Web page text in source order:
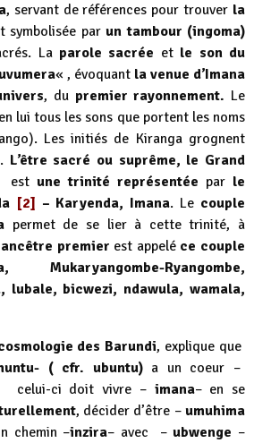
, servant de références pour trouver la
symbolisée parun tambour (ingoma)
Laparole sacrée et le son du
« , évoquant la venue d’Imana
, du premier rayonnement. Le
lui tous les sons que portent les noms
Les initiés de Kiranga grognent
L’être sacré ou suprême, le Grand
est une trinité représentée par le
[2] – Karyenda, Imana. Le couple
permet de se lier à cette trinité, à
ancêtre premier est appelé ce couple
Mukaryangombe-Ryangombe,
lubale, bicwezi, ndawula, wamala,
des Barundi, explique que
( cfr. ubuntu)a un coeur –
celui-ci doit vivre – imana– en se
, décider d’être –umuhima
chemin –inzira– avec –ubwenge –